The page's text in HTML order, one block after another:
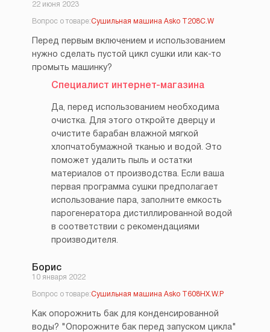
22 июня 2023
Вопрос о товаре:Сушильная машина Asko T208C.W
Перед первым включением и использованием
нужно сделать пустой цикл сушки или как-то
промыть машинку?
Специалист интернет-магазина
Да, перед использованием необходима
очистка. Для этого откройте дверцу и
очистите барабан влажной мягкой
хлопчатобумажной тканью и водой. Это
поможет удалить пыль и остатки
материалов от производства. Если ваша
первая программа сушки предполагает
использование пара, заполните емкость
парогенератора дистиллированной водой
в соответствии с рекомендациями
производителя.
Борис
10 января 2022
Вопрос о товаре:Сушильная машина Asko T608HX.W.P
Как опорожнить бак для конденсированной
воды? "Опорожните бак перед запуском цикла"